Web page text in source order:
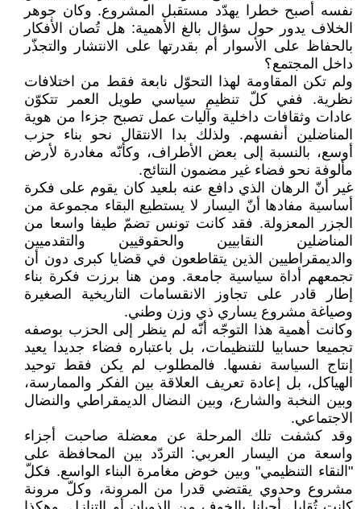
نفسه أصبح خطرا يهدّد مستقبل المشروع. وكان جوهر
الخلاف يدور حول سؤال بالغ الأهمية: هل تُصان الأفكار
بالحفاظ على الأسوار أم بقدرتها على الانتشار والتجذّر
داخل المجتمع؟
ولم تكن المقاومة لهذا التحوّل نابعة فقط من اختلافات
نظرية. ففي كلّ تنظيم سياسي طويل العمر تتكوّن
عادات وثقافات داخلية وآليات عمل تصبح جزءا من هوية
المناضلين أنفسهم. ولذلك بدا الانتقال نحو بناء حزب
أوسع، بالنسبة إلى بعض الأطراف، وكأنّه مغادرة لأرض
مألوفة نحو فضاء غير مضمون النتائج.
غير أنّ الرهان الذي دافع عنه بلعيد كان يقوم على فكرة
أساسية مفادها أنّ اليسار لا يستطيع البقاء مجموعة من
الجزر المعزولة. فقد كانت تونس تضمّ طيفا واسعا من
المناضلين النقابيين والحقوقيين والتقدميين
والديمقراطيين الذين يتقاطعون في قضايا كبرى دون أن
تجمعهم أداة سياسية جامعة. ومن هنا برزت فكرة بناء
إطار قادر على تجاوز الانقسامات التاريخية الصغيرة
وصياغة مشروع يساري ذي وزن وطني.
وكانت أهمية هذا التوجّه أنّه لم ينظر إلى الحزب بوصفه
تجميعا حسابيا للتنظيمات، بل باعتباره فضاء جديدا يعيد
إنتاج السياسة نفسها. فالمطلوب لم يكن فقط توحيد
الهياكل، بل إعادة تعريف العلاقة بين الفكر والممارسة،
وبين النخبة والشارع، وبين النضال الديمقراطي والنضال
الاجتماعي.
وقد كشفت تلك المرحلة عن معضلة صاحبت أجزاء
واسعة من اليسار العربي: التردّد بين المحافظة على
"النقاء التنظيمي" وبين خوض مغامرة البناء الواسع. فكلّ
مشروع وحدوي يقتضي قدرا من المرونة، وكلّ مرونة